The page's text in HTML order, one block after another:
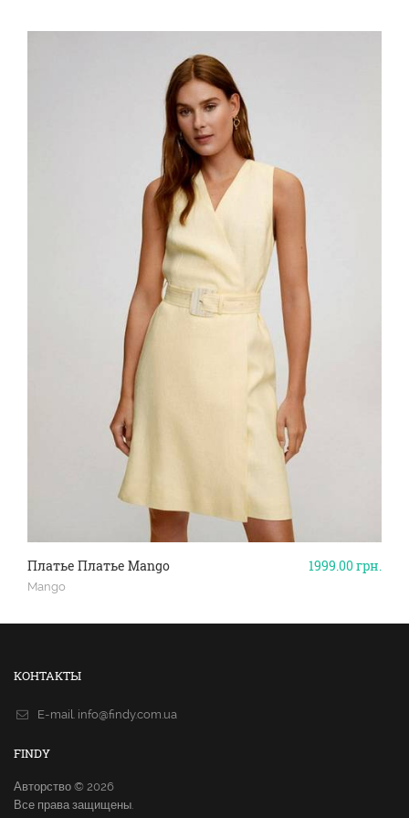
1999.00грн.
Платье Платье Mango
Mango
КОНТАКТЫ
E-mail. info@findy.com.ua
FINDY
Авторство © 2026
Все права защищены.